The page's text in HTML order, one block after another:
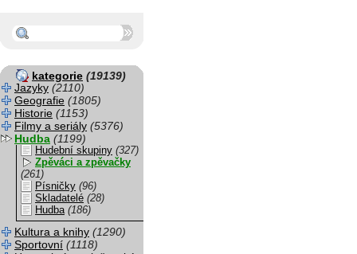
kategorie (19139)
Jazyky (2110)
Geografie (1805)
Historie (1153)
Filmy a seriály (5376)
Hudba (1199)
Hudební skupiny (327)
Zpěváci a zpěvačky
(261)
Písničky (96)
Skladatelé (28)
Hudba (186)
Kultura a knihy (1290)
Sportovní (1118)